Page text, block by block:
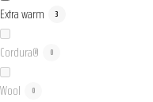
Extra warm 3
Cordura® 0
Wool 0